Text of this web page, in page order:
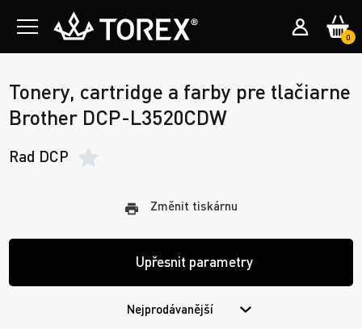
0
Tonery, cartridge a farby pre tlačiarne
Brother DCP-L3520CDW
Rad DCP
Změnit tiskárnu
Upřesnit parametry
Nejprodávanější